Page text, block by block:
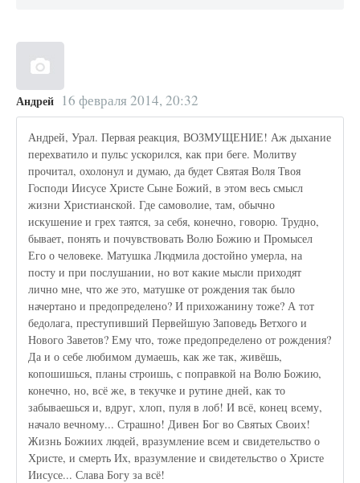
Андрей 16 февраля 2014, 20:32
Андрей, Урал. Первая реакция, ВОЗМУЩЕНИЕ! Аж дыхание
перехватило и пульс ускорился, как при беге. Молитву
прочитал, охолонул и думаю, да будет Святая Воля Твоя
Господи Иисусе Христе Сыне Божий, в этом весь смысл
жизни Христианской. Где самоволие, там, обычно
искушение и грех таятся, за себя, конечно, говорю. Трудно,
бывает, понять и почувствовать Волю Божию и Промысел
Его о человеке. Матушка Людмила достойно умерла, на
посту и при послушании, но вот какие мысли приходят
лично мне, что же это, матушке от рождения так было
начертано и предопределено? И прихожанину тоже? А тот
бедолага, преступивший Первейшую Заповедь Ветхого и
Нового Заветов? Ему что, тоже предопределено от рождения?
Да и о себе любимом думаешь, как же так, живёшь,
копошишься, планы строишь, с поправкой на Волю Божию,
конечно, но, всё же, в текучке и рутине дней, как то
забываешься и, вдруг, хлоп, пуля в лоб! И всё, конец всему,
начало вечному... Страшно! Дивен Бог во Святых Своих!
Жизнь Божиих людей, вразумление всем и свидетельство о
Христе, и смерть Их, вразумление и свидетельство о Христе
Иисусе... Слава Богу за всё!